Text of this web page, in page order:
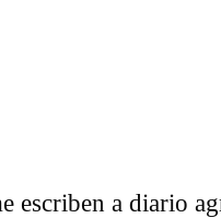
escriben a diario